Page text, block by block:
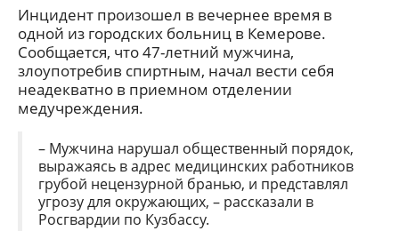
Инцидент произошел в вечернее время в
одной из городских больниц в Кемерове.
Сообщается, что 47-летний мужчина,
злоупотребив спиртным, начал вести себя
неадекватно в приемном отделении
медучреждения.
– Мужчина нарушал общественный порядок,
выражаясь в адрес медицинских работников
грубой нецензурной бранью, и представлял
угрозу для окружающих, – рассказали в
Росгвардии по Кузбассу.